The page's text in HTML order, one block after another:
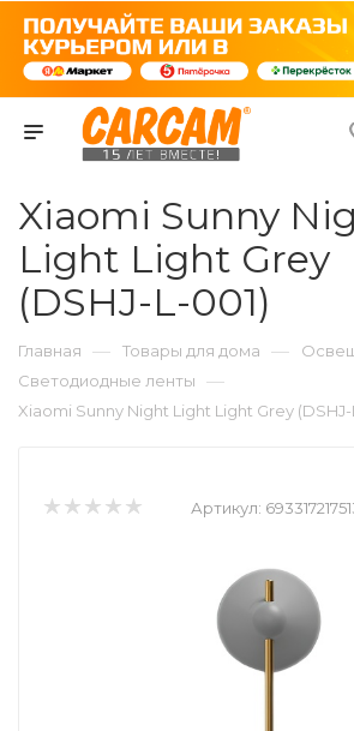
Xiaomi Sunny
Light Light Grey
(DSHJ-L-001)
Главная — Товары для дома —
Светодиодные ленты —
Xiaomi Sunny Night Light Light Grey (DSHJ-
Артикул: